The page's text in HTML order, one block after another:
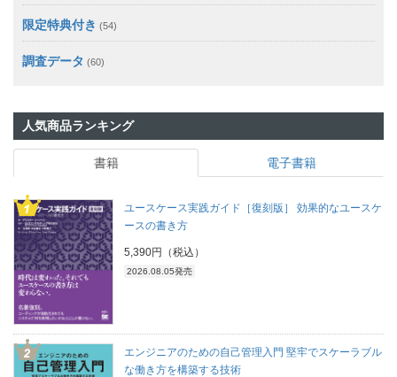
限定特典付き (54)
調査データ (60)
人気商品ランキング
書籍 電子書籍
ユースケース実践ガイド［復刻版］ 効果的なユースケ
ースの書き方
5,390円（税込）
2026.08.05発売
エンジニアのための自己管理入門 堅牢でスケーラブル
な働き方を構築する技術